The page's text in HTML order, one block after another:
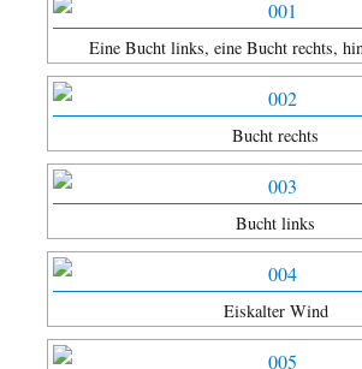
Eine Bucht links, eine Bucht rechts,
Bucht rechts
Bucht links
Eiskalter Wind